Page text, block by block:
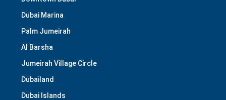
Dubai Marina
Palm Jumeirah
Al Barsha
Jumeirah Village Circle
Dubailand
Dubai Islands